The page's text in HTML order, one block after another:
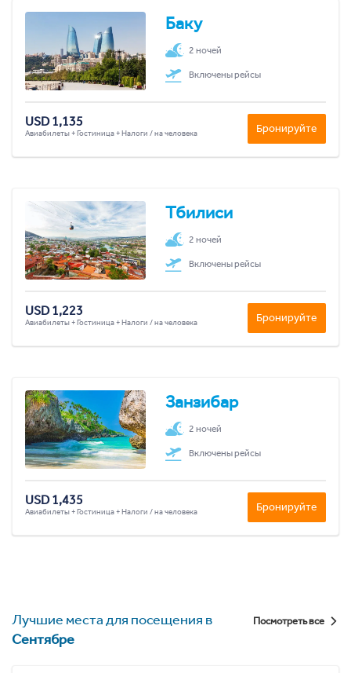
Баку
2 ночей
Включены рейсы
USD 1,135
Авиабилеты + Гостиница + Налоги / на человека Бронируйте
Тбилиси
2 ночей
Включены рейсы
USD 1,223
Авиабилеты + Гостиница + Налоги / на человека Бронируйте
Занзибар
2 ночей
Включены рейсы
USD 1,435
Авиабилеты + Гостиница + Налоги / на человека Бронируйте
Лучшие места для посещения в
Сентябре
Посмотреть все